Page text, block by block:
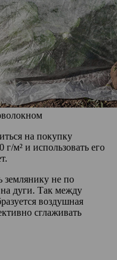
на покупку
м² и использовать его
землянику не по
дуги. Так между
воздушная
сглаживать